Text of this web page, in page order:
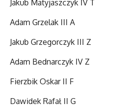
Jakub Matyjaszczyk IV T
Adam Grzelak III A
Jakub Grzegorczyk III Z
Adam Bednarczyk IV Z
Fierzbik Oskar II F
Dawidek Rafał II G